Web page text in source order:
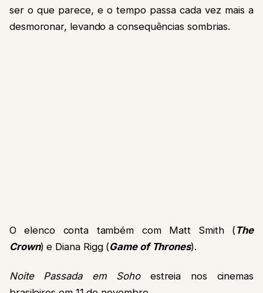
ser o que parece, e o tempo passa cada vez mais a
desmoronar, levando a consequências sombrias.
O elenco conta também com Matt Smith ( The
Crown) e Diana Rigg (Game of Thrones).
Noite Passada em Sohoestreia nos cinemas